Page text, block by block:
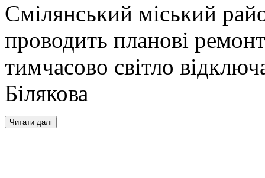
Смілянський міський
проводить планові
тимчасово світло
Білякова